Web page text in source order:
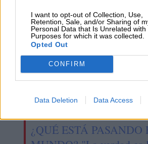
I want to opt-out of Collection, Use,
Retention, Sale, and/or Sharing of
Personal Data that Is Unrelated with
Purposes for which it was collected.
Opted Out
CONFIRM
Data Deletion Data Access
¿QUÉ ESTÁ PASANDO